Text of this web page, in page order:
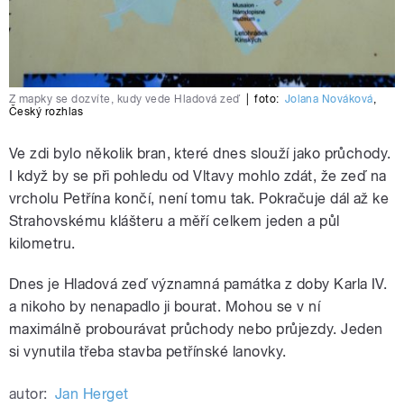
Z mapky se dozvíte, kudy vede Hladová zeď foto: Jolana Nováková
Český rozhlas
Ve zdi bylo několik bran, které dnes slouží jako průchody.
I když by se při pohledu od Vltavy mohlo zdát, že zeď na
vrcholu Petřína končí, není tomu tak. Pokračuje dál až ke
Strahovskému klášteru a měří celkem jeden a půl
kilometru.
Dnes je Hladová zeď významná památka z doby Karla IV.
a nikoho by nenapadlo ji bourat. Mohou se v ní
maximálně probourávat průchody nebo průjezdy. Jeden
si vynutila třeba stavba petřínské lanovky.
autor: Jan Herget